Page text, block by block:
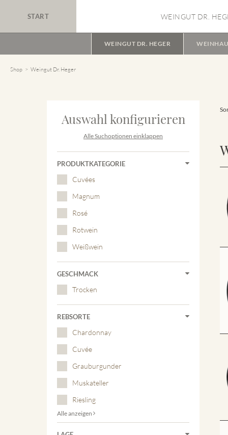
START WEINGUT DR.
WEINGUT DR. HEGER
Shop Weingut Dr. Heger
Auswahl konfigurieren
Alle Suchoptionen einklappen
PRODUKTKATEGORIE
Cuvées
Magnum
Rosé
Rotwein
Weißwein
GESCHMACK
Trocken
REBSORTE
Chardonnay
Cuvée
Grauburgunder
Muskateller
Riesling
Alle anzeigen